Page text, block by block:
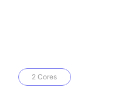
2 Cores